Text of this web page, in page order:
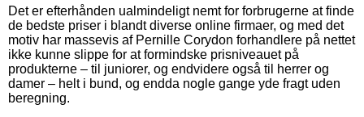
Det er efterhånden ualmindeligt nemt for forbrugerne at finde
de bedste priser i blandt diverse online firmaer, og med det
motiv har massevis af Pernille Corydon forhandlere på nettet
ikke kunne slippe for at formindske prisniveauet på
produkterne – til juniorer, og endvidere også til herrer og
damer – helt i bund, og endda nogle gange yde fragt uden
beregning.